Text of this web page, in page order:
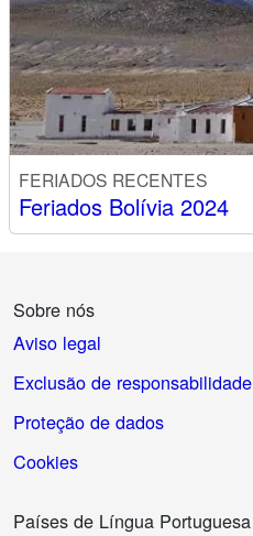
FERIADOS RECENTES
Feriados Bolívia 2024
Sobre nós
Aviso legal
Exclusão de responsabilidade
Proteção de dados
Cookies
Países de Língua Portuguesa